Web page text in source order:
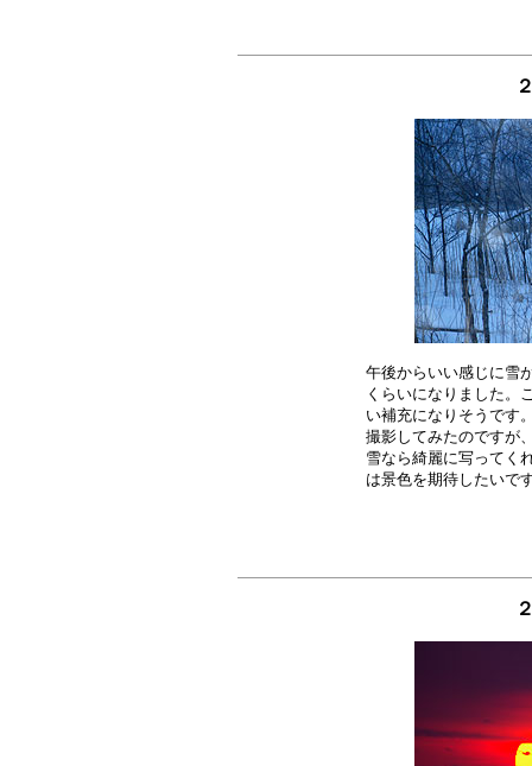
午後からいい感じに雪
くらいになりました。
い補充になりそうです
撮影してみたのですが
雪なら綺麗に写ってく